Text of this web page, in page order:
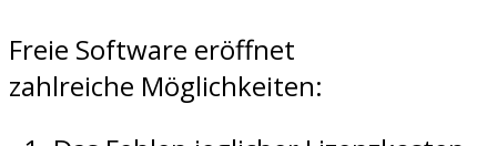
Freie Software eröffnet
zahlreiche Möglichkeiten: